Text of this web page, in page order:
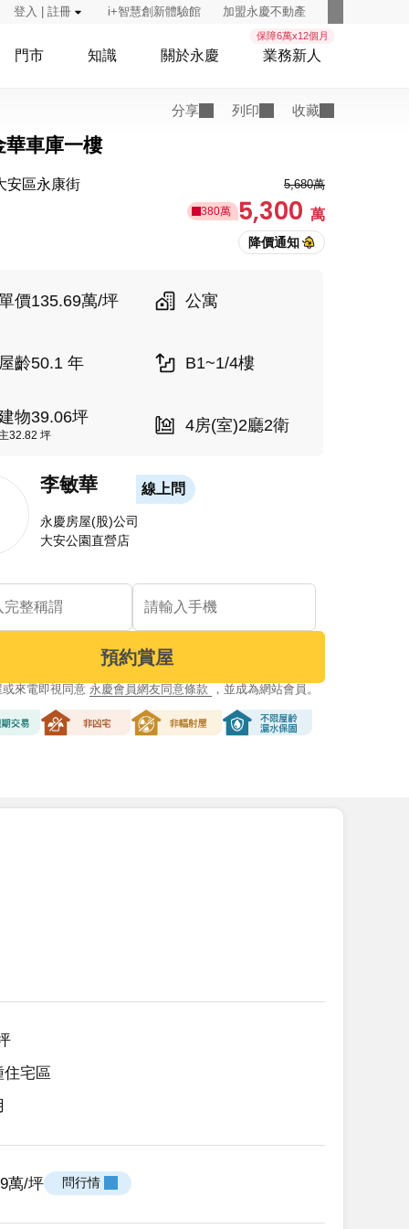
登入 | 註冊 i+智慧創新體驗館 加盟永慶不動產
門市 知識 關於永慶
保障6萬x12個月
業務新人
分享 列印 收藏
華車庫一樓
安區永康街 5,680萬
380萬 5,300 萬
價135.69萬/坪 公寓
齡50.1 年 B1~1/4樓
物39.06坪
32.82 坪
4房(室)2廳2衛
李敏華 線上問
永慶房屋(股)公司
大安公園直營店
預約賞屋
來電即視同意 永慶會員網友同意條款 ，並成為網站會員。
住宅區
萬/坪 問行情